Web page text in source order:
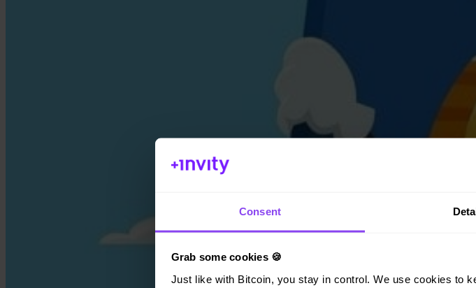
Consent
Grab some cookies 🍪
Just like with Bitcoin, you stay in control. We use cookies to